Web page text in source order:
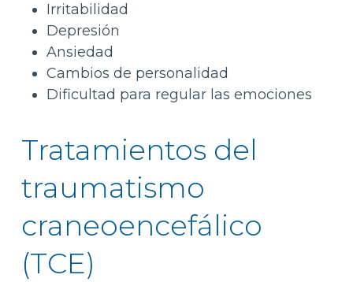
Irritabilidad
Depresión
Ansiedad
Cambios de personalidad
Dificultad para regular las emociones
Tratamientos del
traumatismo
craneoencefálico
(TCE)